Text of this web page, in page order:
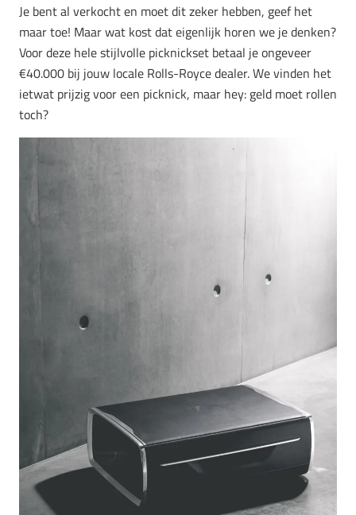
Je bent al verkocht en moet dit zeker hebben, geef het
maar toe! Maar wat kost dat eigenlijk horen we je denken?
Voor deze hele stijlvolle picknickset betaal je ongeveer
€40.000 bij jouw locale Rolls-Royce dealer. We vinden het
ietwat prijzig voor een picknick, maar hey: geld moet rollen
toch?